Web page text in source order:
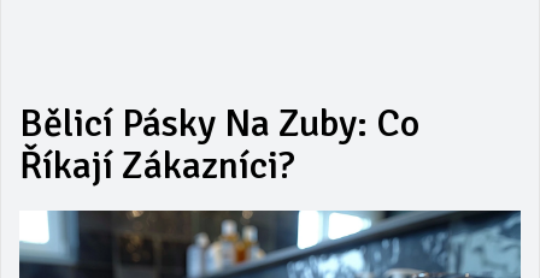
Bělicí Pásky Na Zuby: Co
Říkají Zákazníci?